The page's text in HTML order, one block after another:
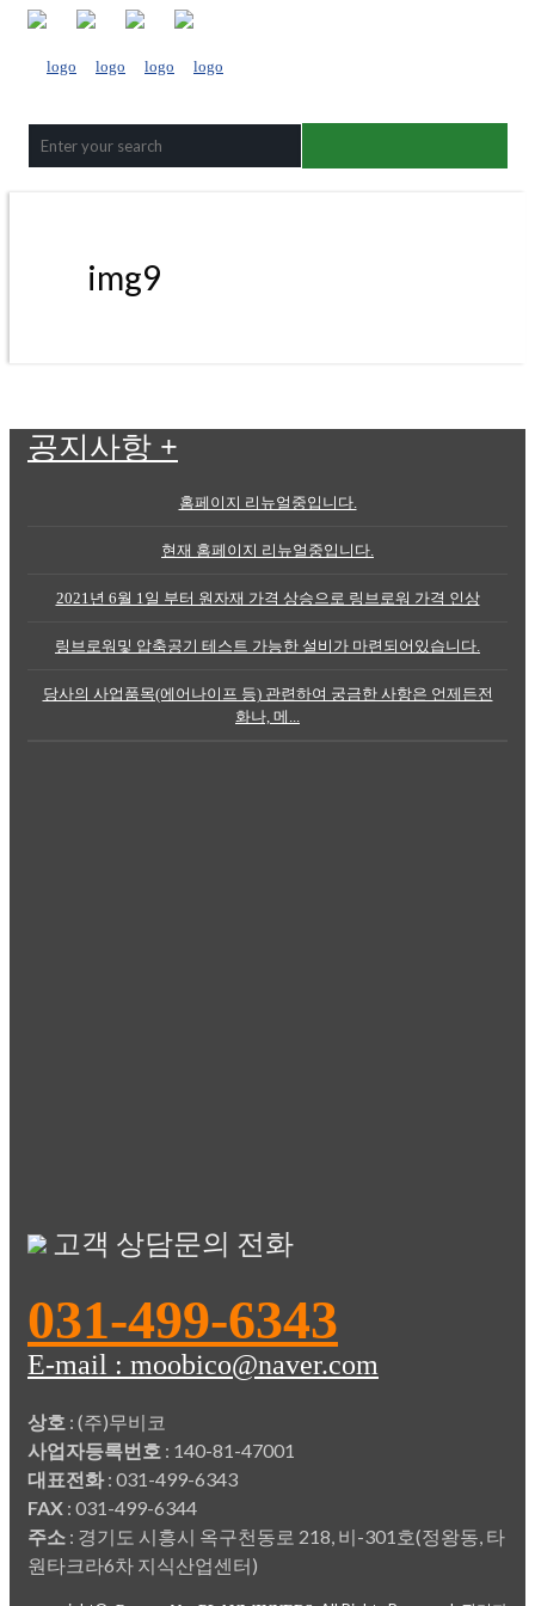
img9
공지사항 +
홈페이지 리뉴얼중입니다.
현재 홈페이지 리뉴얼중입니다.
2021년 6월 1일 부터 원자재 가격 상승으로 링브로워 가격 인상
링브로워및 압축공기 테스트 가능한 설비가 마련되어있습니다.
당사의 사업품목(에어나이프 등) 관련하여 궁금한 사항은 언제든전
화나, 메...
고객 상담문의 전화
031-499-6343
E-mail : moobico@naver.com
상호 : (주)무비코
사업자등록번호 : 140-81-47001
대표전화: 031-499-6343
FAX : 031-499-6344
주소 : 경기도 시흥시 옥구천동로 218, 비-301호(정왕동, 타
원타크라6차 지식산업센터)